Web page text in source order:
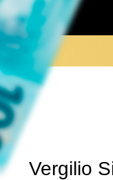
Vergilio